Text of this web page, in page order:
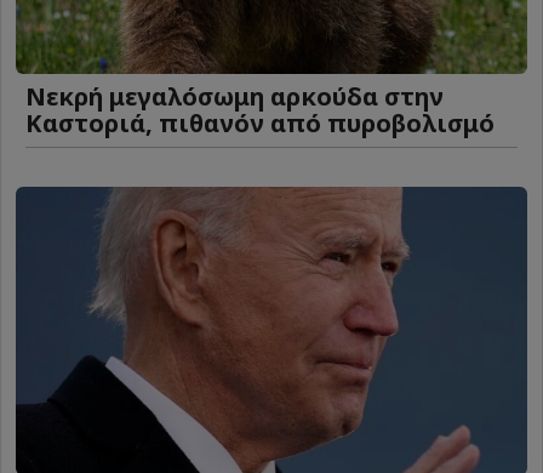
Νεκρή μεγαλόσωμη αρκούδα στην
Καστοριά, πιθανόν από πυροβολισμό